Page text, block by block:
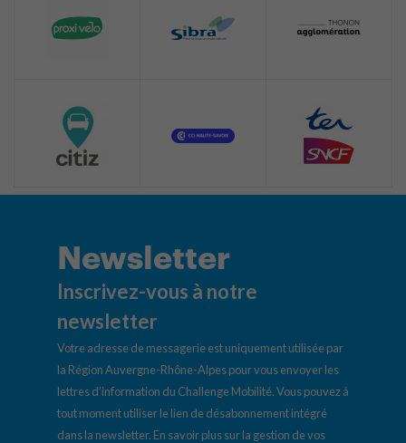
Newsletter
Inscrivez-vous à notre
newsletter
Votre adresse de messagerie est uniquement utilisée par
la Région Auvergne-Rhône-Alpes pour vous envoyer les
lettres d’information du Challenge Mobilité. Vous pouvez à
tout moment utiliser le lien de désabonnement intégré
dans la newsletter. En savoir plus sur la gestion de vos